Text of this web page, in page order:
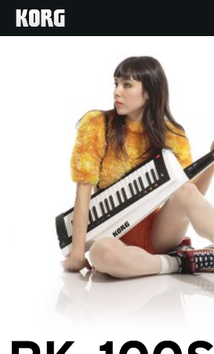
Productos
Características
Eventos
Soporte